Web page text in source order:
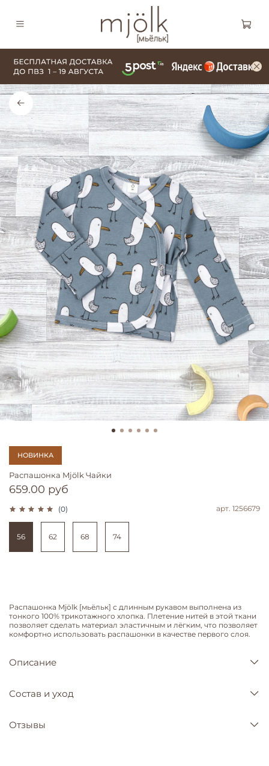
НОВИНКА
(0) арт. 1256679
Распашонка Mjölk Чайки
659.00 руб
56 62 68 74
Распашонка Mjölk [мьёльк] с длинным рукавом выполнена из
тонкого 100% трикотажного хлопка. Плетение нитей в этой ткани
позволяет сделать материал эластичным и лёгким, что позволяет
комфортно использовать распашонки в качестве первого слоя.
Описание
Состав и уход
Отзывы